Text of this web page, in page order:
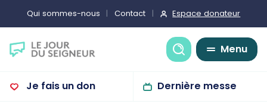
Qui sommes-nous Contact Espace donateur
Recherche
Menu
Je fais un don Dernière messe